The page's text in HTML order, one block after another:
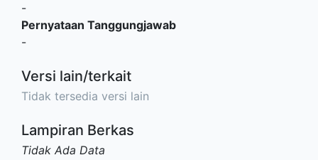
-
Pernyataan Tanggungjawab
-
Versi lain/terkait
Tidak tersedia versi lain
Lampiran Berkas
Tidak Ada Data